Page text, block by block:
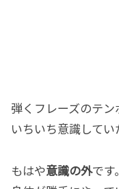
弾くフレーズのテ
いちいち意識してい
もはや意識の外です。